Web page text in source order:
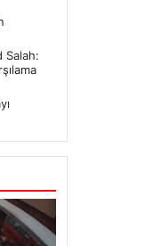
Salah: